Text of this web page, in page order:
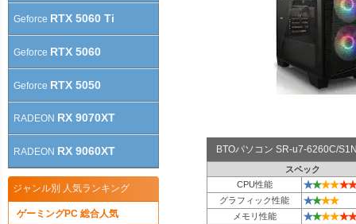
BTOパソコン SR-u7-6260C/
スペック
CPU性能
★★★★★★
グラフィック性能 ★★★★
メモリ性能 ★★★★★★
Geforce RTX 5060 Ti
Geforce RTX 5060
Geforce RTX 5050
RADEON RX 9070XT
RADEON RX 9060XT
ジャンル別 人気ランキング
ゲーミングPC 総合人気